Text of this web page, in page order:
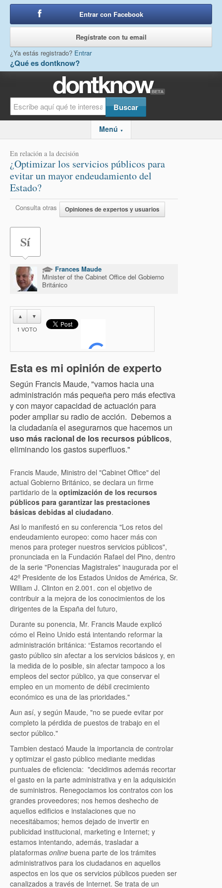
¿Qué es dontknow?
Entrar con Facebook
Regístrate con tu email
¿Ya estás registrado? Entrar
Menú ▼
En relación a la decisión
¿Optimizar los servicios públicos para
evitar un mayor endeudamiento del
Estado?
Consulta otras Opiniones de expertos y usuarios
Sí
Frances Maude
Minister of the Cabinet Office del Gobierno
Británico
▲ ▼
1 VOTO
Esta es mi opinión de experto
Según Francis Maude, "vamos hacia una
administración más pequeña pero más efectiva
y con mayor capacidad de actuación para
poder ampliar su radio de acción. Debemos a
la ciudadanía el asegurarnos que hacemos un
uso más racional de los recursos públicos,
eliminando los gastos superfluos."
Francis Maude, Ministro del "Cabinet Office" del
actual Gobierno Británico, se declara un firme
partidario de la optimización de los recursos
públicos para garantizar las prestaciones
básicas debidas al ciudadano.
Asi lo manifestó en su conferencia "Los retos del
endeudamiento europeo: como hacer más con
menos para proteger nuestros servicios públicos",
pronunciada en la Fundación Rafael del Pino, dentro
de la serie "Ponencias Magistrales" inaugurada por el
42º Presidente de los Estados Unidos de América, Sr.
William J. Clinton en 2.001. con el objetivo de
contribuir a la mejora de los conocimientos de los
dirigentes de la España del futuro,
Durante su ponencia, Mr. Francis Maude explicó
cómo el Reino Unido está intentando reformar la
administración británica: “Estamos recortando el
gasto público sin afectar a los servicios básicos y, en
la medida de lo posible, sin afectar tampoco a los
empleos del sector público, ya que conservar el
empleo en un momento de débil crecimiento
económico es una de las prioridades."
Aun así, y según Maude, "no se puede evitar por
completo la pérdida de puestos de trabajo en el
sector público."
Tambien destacó Maude la importancia de controlar
y optimizar el gasto público mediante medidas
puntuales de eficiencia: "decidimos además recortar
el gasto en la parte administrativa y en la adquisición
de suministros. Renegociamos los contratos con los
grandes proveedores; nos hemos deshecho de
aquellos edificios e instalaciones que no
necesitábamos; hemos dejado de invertir en
publicidad institucional, marketing e Internet; y
estamos intentando, además, trasladar a
plataformas online buena parte de los trámites
administrativos para los ciudadanos en aquellos
aspectos en los que os servicios públicos pueden ser
canalizados a través de Internet. Se trata de un